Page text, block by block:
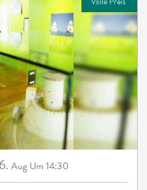
6. Aug Um 14:30